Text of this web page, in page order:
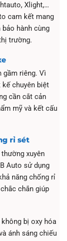
Xlight,…
cam kết mang
hành cùng
trường.
gầm riêng. Vì
chuyên biệt
cần cắt cản
mỹ và kết cấu
rỉ sét
xuyên
Auto sử dụng
năng chống rỉ
chắn giúp
bị oxy hóa
ánh sáng chiếu